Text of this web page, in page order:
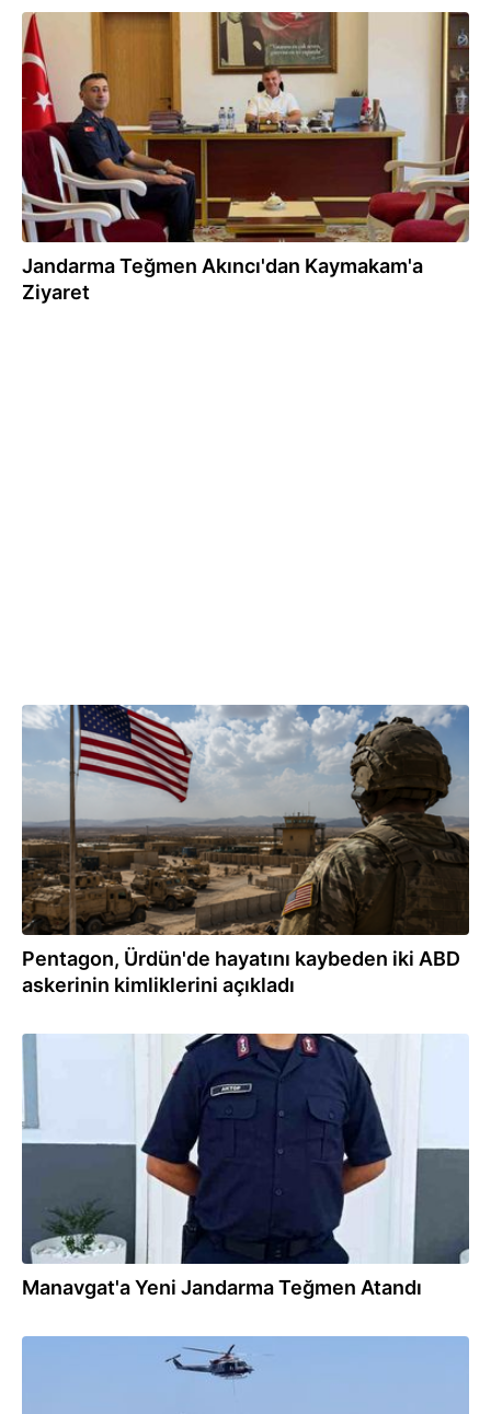
Jandarma Teğmen Akıncı'dan Kaymakam'a
Ziyaret
20.07.2026
Pentagon, Ürdün'de hayatını kaybeden iki ABD
askerinin kimliklerini açıkladı
Manavgat'a Yeni Jandarma Teğmen Atandı